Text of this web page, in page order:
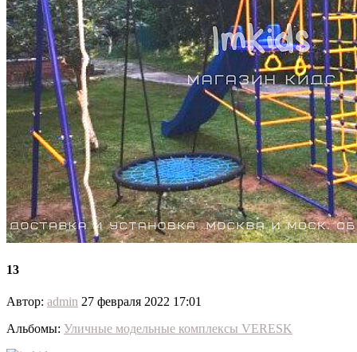
13
Автор: admin 27 февраля 2022 17:01
Альбомы: Уличные модельные комплексы VERESK